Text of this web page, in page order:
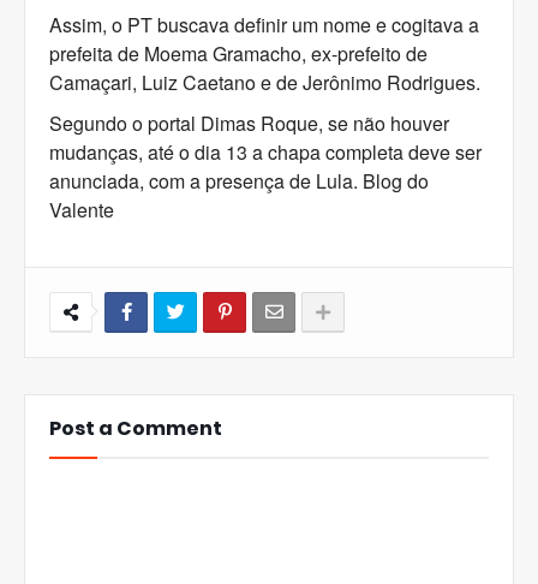
Assim, o PT buscava definir um nome e cogitava a
prefeita de Moema Gramacho, ex-prefeito de
Camaçari, Luiz Caetano e de Jerônimo Rodrigues.
Segundo o portal Dimas Roque, se não houver
mudanças, até o dia 13 a chapa completa deve ser
anunciada, com a presença de Lula. Blog do
Valente
Post a Comment